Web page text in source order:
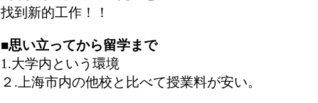
找到新的工作！！
■思い立ってから留学まで
1.大学内という環境
２.上海市内の他校と比べて授業料が安い。